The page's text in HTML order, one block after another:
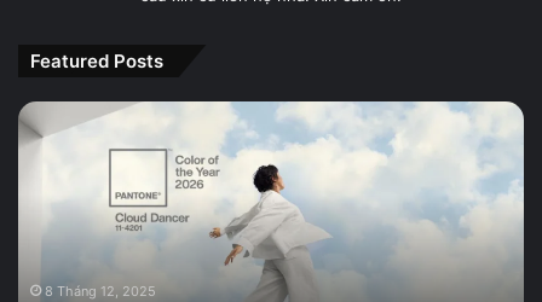
Featured Posts
PANTONE
11-
Màu
của 8 Tháng 12, 2025